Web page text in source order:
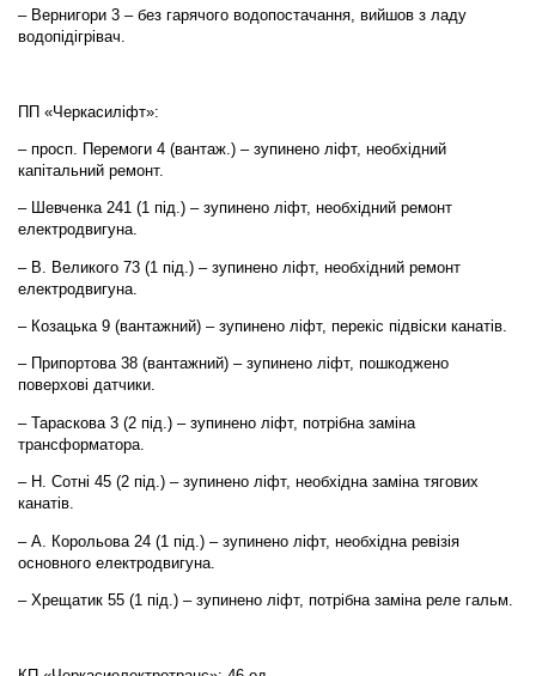
– Вернигори 3 – без гарячого водопостачання, вийшов з ладу
водопідігрівач.
ПП «Черкасиліфт»:
– просп. Перемоги 4 (вантаж.) – зупинено ліфт, необхідний
капітальний ремонт.
– Шевченка 241 (1 під.) – зупинено ліфт, необхідний ремонт
електродвигуна.
– В. Великого 73 (1 під.) – зупинено ліфт, необхідний ремонт
електродвигуна.
– Козацька 9 (вантажний) – зупинено ліфт, перекіс підвіски канатів.
– Припортова 38 (вантажний) – зупинено ліфт, пошкоджено
поверхові датчики.
– Тараскова 3 (2 під.) – зупинено ліфт, потрібна заміна
трансформатора.
– Н. Сотні 45 (2 під.) – зупинено ліфт, необхідна заміна тягових
канатів.
– А. Корольова 24 (1 під.) – зупинено ліфт, необхідна ревізія
основного електродвигуна.
– Хрещатик 55 (1 під.) – зупинено ліфт, потрібна заміна реле гальм.